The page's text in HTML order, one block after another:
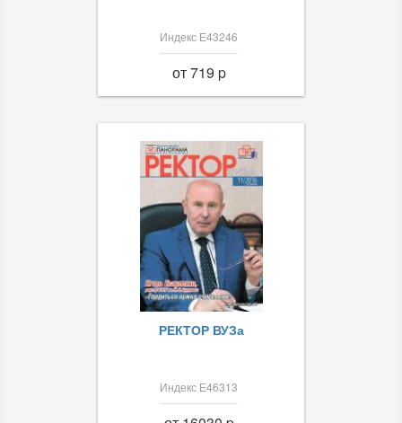
Индекс Е43246
от 719 p
РЕКТОР ВУЗа
Индекс Е46313